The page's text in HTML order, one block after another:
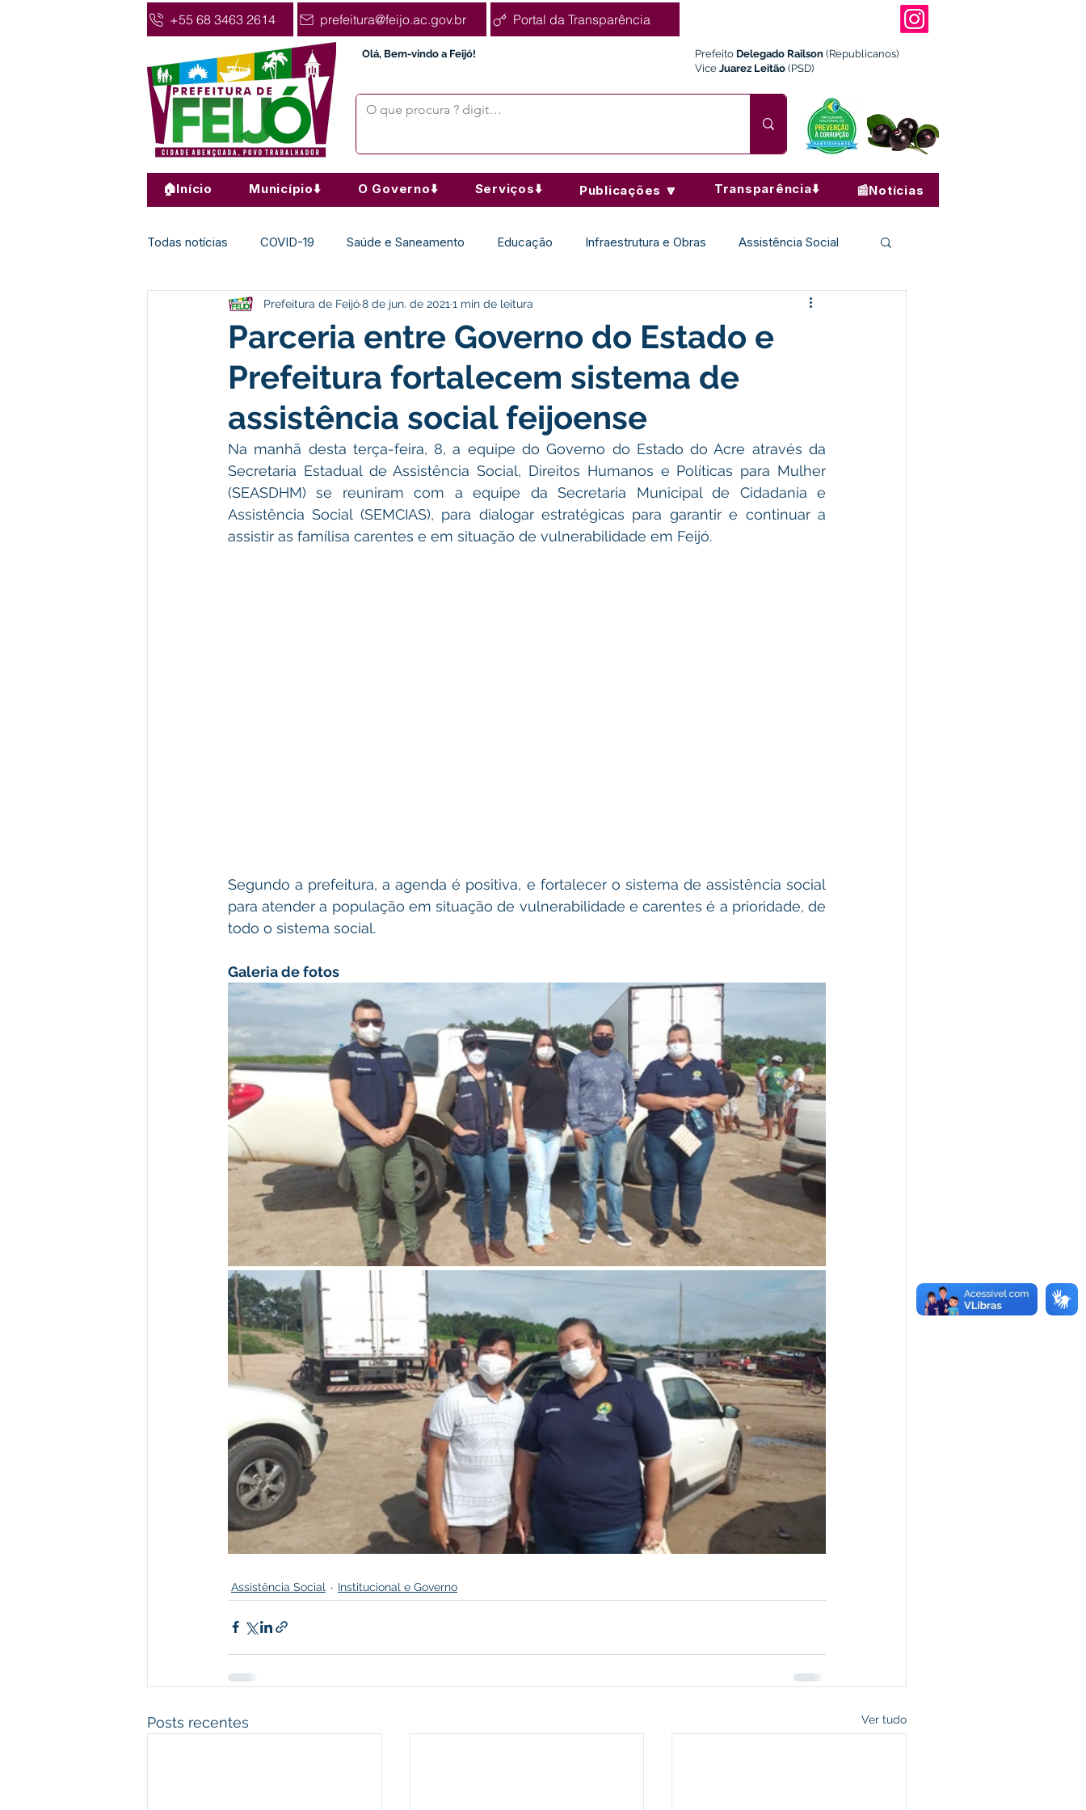
+55 68 3463 2614 prefeitura@feijo.ac.gov.br Portal da Transparência
Olá, Bem-vindo a Feijó! Prefeito Delegado Railson (Republicanos)
Vice Juarez Leitão (PSD)
🏠Início Município⬇️ O Governo⬇️ Serviços⬇️ Publicações 🔽 Transparência⬇️ 📰Notícias
Todas notícias COVID-19 Saúde e Saneamento Educação Infraestrutura e Obras Assistência Social
Agricultura Nota de Pesar Desporto Cultura e Lazer Institucional e Governo
Meio Ambiente e Turismo Datas Comemorativas Campanhas Vacinômetro Comunicado
Nota de Esclarecimento Comunidade Licitações No gabinete Gestão Agricultura
Parceria entre Governo do Estado e
Prefeitura fortalecem sistema de
assistência social feijoense
Prefeitura de Feijó8 de jun. de 2021 1 min de leitura
Na manhã desta terça-feira, 8, a equipe do Governo do Estado do Acre através da
Secretaria Estadual de Assistência Social, Direitos Humanos e Políticas para Mulher
(SEASDHM) se reuniram com a equipe da Secretaria Municipal de Cidadania e
Assistência Social (SEMCIAS), para dialogar estratégicas para garantir e continuar a
assistir as famílisa carentes e em situação de vulnerabilidade em Feijó.
Segundo a prefeitura, a agenda é positiva, e fortalecer o sistema de assistência social
para atender a população em situação de vulnerabilidade e carentes é a prioridade, de
todo o sistema social.
Galeria de fotos
Assistência Social Institucional e Governo
Posts recentes Ver tudo